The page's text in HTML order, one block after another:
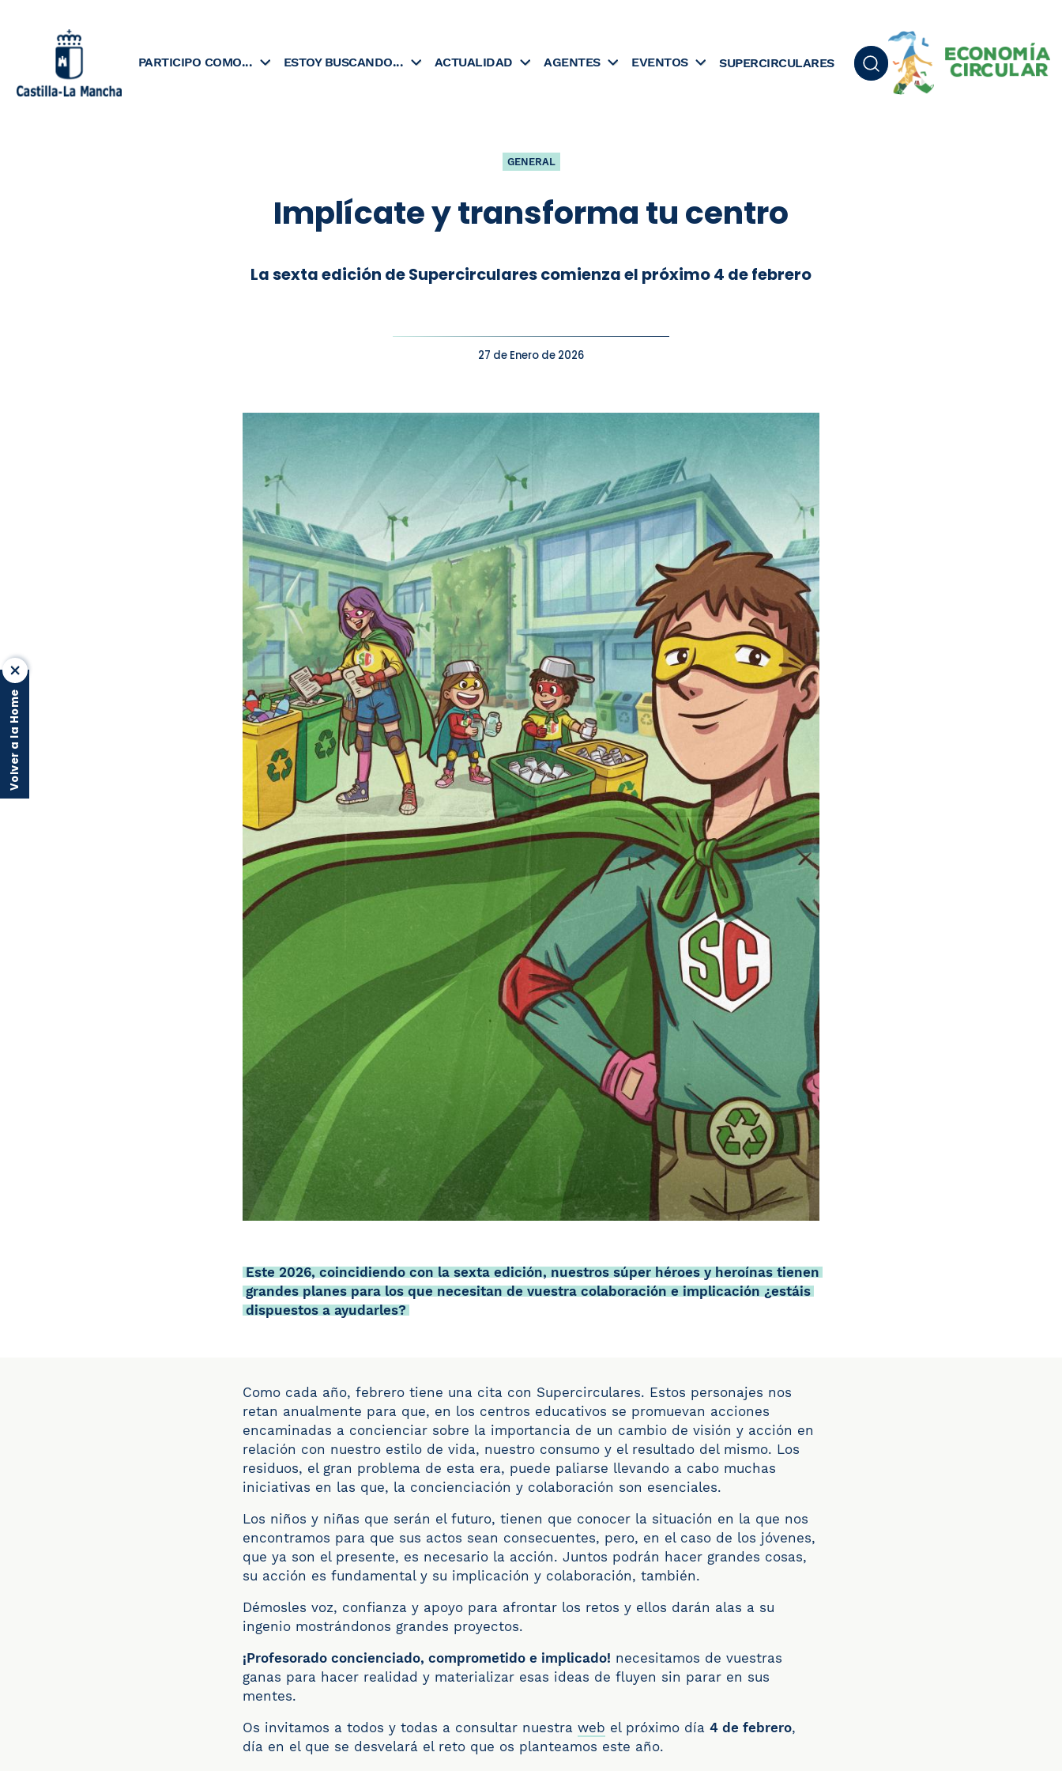
PARTICIPO COMO... ESTOY BUSCANDO... ACTUALIDAD AGENTES EVENTOS SUPERCIRCULARES
Volver a la Home
GENERAL
Implícate y transforma tu centro
La sexta edición de Supercirculares comienza el próximo 4 de febrero
27 de Enero de 2026
Este 2026, coincidiendo con la sexta edición, nuestros súper héroes y heroínas tienen
grandes planes para los que necesitan de vuestra colaboración e implicación ¿estáis
dispuestos a ayudarles?
Como cada año, febrero tiene una cita con Supercirculares. Estos personajes nos
retan anualmente para que, en los centros educativos se promuevan acciones
encaminadas a concienciar sobre la importancia de un cambio de visión y acción en
relación con nuestro estilo de vida, nuestro consumo y el resultado del mismo. Los
residuos, el gran problema de esta era, puede paliarse llevando a cabo muchas
iniciativas en las que, la concienciación y colaboración son esenciales.
Los niños y niñas que serán el futuro, tienen que conocer la situación en la que nos
encontramos para que sus actos sean consecuentes, pero, en el caso de los jóvenes,
que ya son el presente, es necesario la acción. Juntos podrán hacer grandes cosas,
su acción es fundamental y su implicación y colaboración, también.
Démosles voz, confianza y apoyo para afrontar los retos y ellos darán alas a su
ingenio mostrándonos grandes proyectos.
¡Profesorado concienciado, comprometido e implicado! necesitamos de vuestras
ganas para hacer realidad y materializar esas ideas de fluyen sin parar en sus
mentes.
Os invitamos a todos y todas a consultar nuestra web el próximo día 4 de febrero,
día en el que se desvelará el reto que os planteamos este año.